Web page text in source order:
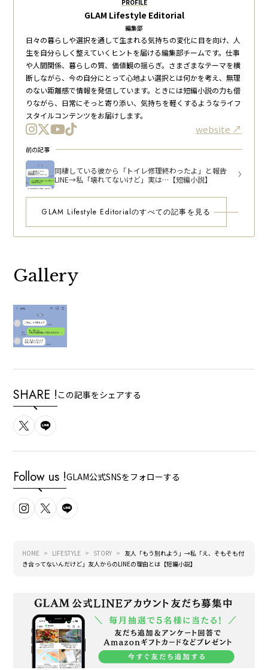
PROFILE
GLAM Lifestyle Editorial
編集部
日々の暮らしや選択を通して生まれる気持ちの変化に目を向け、人
生を自分らしく整えていくヒントを届ける編集部チームです。仕事
や人間関係、暮らしの質、価値観の揺らぎ。さまざまなテーマを横
断しながら、今の自分にとって心地よい選択とは何かを考え、無理
のない距離感で情報を発信しています。ときには短編小説の力も借
りながら、日常にそっと寄り添い、気持ちを軽くするようなライフ
スタイルコンテンツをお届けします。
website
前の記事
同棲している彼から「トイレ修理終わったよ」と報告
LINE→私「壊れてないけど」実は…【短編小説】
GLAM Lifestyle Editorialのすべての記事を見る
Gallery
SHARE ! この記事をシェアする
Follow us !GLAM公式SNSをフォローする
HOME LIFESTYLE STORY
友人「もう別れよう」→私「え、そもそも付
き合ってないんだけど」友人からのLINEの理由とは【短編小説】